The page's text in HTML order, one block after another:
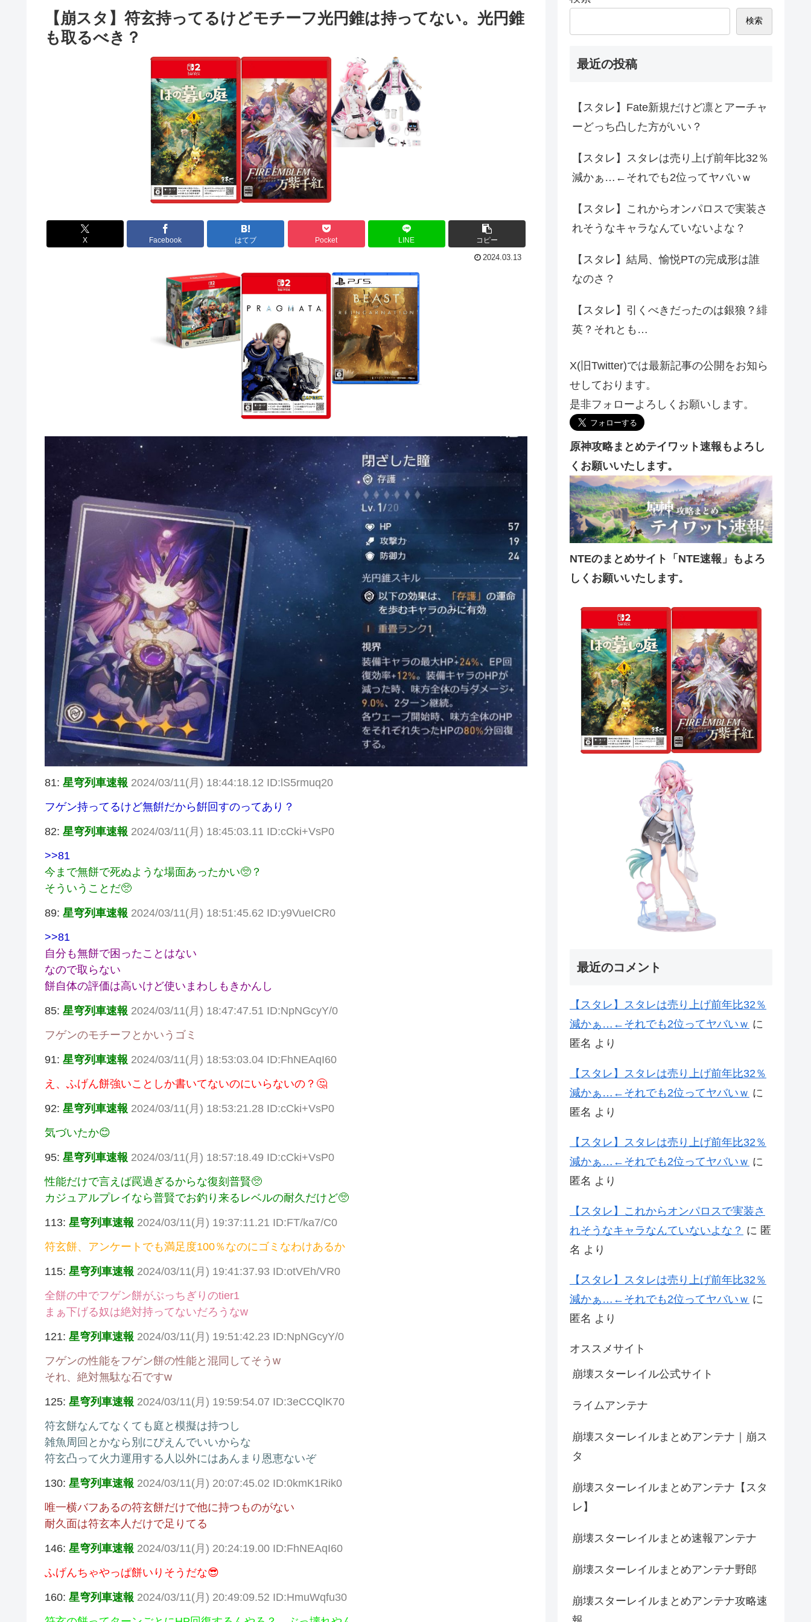
【崩スタ】符玄持ってるけどモチーフ光円錐は持ってない。光円錐
も取るべき？
X Facebook はてブ Pocket LINE コピー
2024.03.13
81: 星穹列車速報 2024/03/11(月) 18:44:18.12 ID:lS5rmuq20
フゲン持ってるけど無餠だから餠回すのってあり？
82: 星穹列車速報 2024/03/11(月) 18:45:03.11 ID:cCki+VsP0
>>81
今まで無餅で死ぬような場面あったかい🥺？
そういうことだ🥺
89: 星穹列車速報 2024/03/11(月) 18:51:45.62 ID:y9VueICR0
>>81
自分も無餅で困ったことはない
なので取らない
餅自体の評価は高いけど使いまわしもきかんし
85: 星穹列車速報 2024/03/11(月) 18:47:47.51 ID:NpNGcyY/0
フゲンのモチーフとかいうゴミ
91: 星穹列車速報 2024/03/11(月) 18:53:03.04 ID:FhNEAqI60
え、ふげん餅強いことしか書いてないのにいらないの？🤔
92: 星穹列車速報 2024/03/11(月) 18:53:21.28 ID:cCki+VsP0
気づいたか😊
95: 星穹列車速報 2024/03/11(月) 18:57:18.49 ID:cCki+VsP0
性能だけで言えば罠過ぎるからな復刻普賢🥺
カジュアルプレイなら普賢でお釣り来るレベルの耐久だけど🥺
113: 星穹列車速報 2024/03/11(月) 19:37:11.21 ID:FT/ka7/C0
符玄餅、アンケートでも満足度100％なのにゴミなわけあるか
115: 星穹列車速報 2024/03/11(月) 19:41:37.93 ID:otVEh/VR0
全餅の中でフゲン餅がぶっちぎりのtier1
まぁ下げる奴は絶対持ってないだろうなw
121: 星穹列車速報 2024/03/11(月) 19:51:42.23 ID:NpNGcyY/0
フゲンの性能をフゲン餅の性能と混同してそうw
それ、絶対無駄な石ですw
125: 星穹列車速報 2024/03/11(月) 19:59:54.07 ID:3eCCQlK70
符玄餅なんてなくても庭と模擬は持つし
雑魚周回とかなら別にぴえんでいいからな
符玄凸って火力運用する人以外にはあんまり恩恵ないぞ
130: 星穹列車速報 2024/03/11(月) 20:07:45.02 ID:0kmK1Rik0
唯一横バフあるの符玄餅だけで他に持つものがない
耐久面は符玄本人だけで足りてる
146: 星穹列車速報 2024/03/11(月) 20:24:19.00 ID:FhNEAqI60
ふげんちゃやっぱ餅いりそうだな😎
160: 星穹列車速報 2024/03/11(月) 20:49:09.52 ID:HmuWqfu30
検索
最近の投稿
【スタレ】Fate新規だけど凛とアーチャ
ーどっち凸した方がいい？
【スタレ】スタレは売り上げ前年比32％
減かぁ…←それでも2位ってヤバいｗ
【スタレ】これからオンパロスで実装さ
れそうなキャラなんていないよな？
【スタレ】結局、愉悦PTの完成形は誰
なのさ？
【スタレ】引くべきだったのは銀狼？緋
英？それとも…
X(旧Twitter)では最新記事の公開をお知ら
せしております。
是非フォローよろしくお願いします。
原神攻略まとめテイワット速報もよろし
くお願いいたします。
NTEのまとめサイト「NTE速報」もよろ
しくお願いいたします。
最近のコメント
【スタレ】スタレは売り上げ前年比32％
減かぁ…←それでも2位ってヤバいｗ に
匿名 より
【スタレ】スタレは売り上げ前年比32％
減かぁ…←それでも2位ってヤバいｗ に
匿名 より
【スタレ】スタレは売り上げ前年比32％
減かぁ…←それでも2位ってヤバいｗ に
匿名 より
【スタレ】これからオンパロスで実装さ
れそうなキャラなんていないよな？ に 匿
名 より
【スタレ】スタレは売り上げ前年比32％
減かぁ…←それでも2位ってヤバいｗ に
匿名 より
オススメサイト
崩壊スターレイル公式サイト
ライムアンテナ
崩壊スターレイルまとめアンテナ｜崩ス
タ
崩壊スターレイルまとめアンテナ【スタ
レ】
崩壊スターレイルまとめ速報アンテナ
崩壊スターレイルまとめアンテナ野郎
崩壊スターレイルまとめアンテナ攻略速